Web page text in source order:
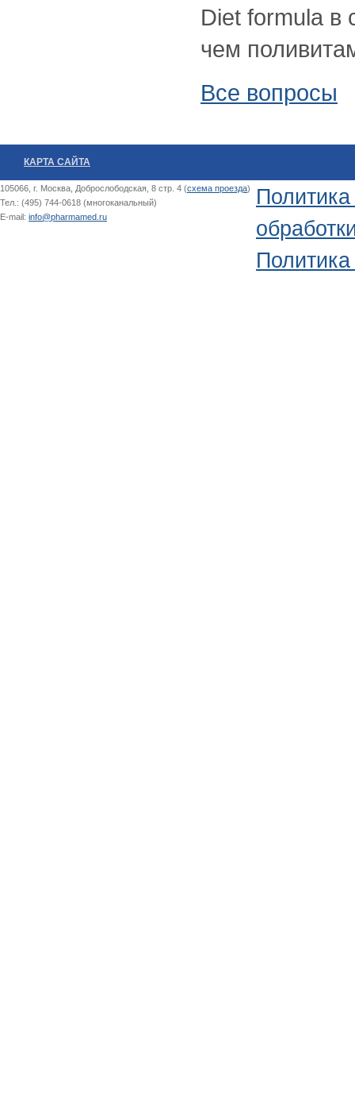
Diet formula в
чем
Все вопросы
КАРТА САЙТА
105066, г. Москва, Доброслободская, 8 стр. 4 (схема проезда)
Тел.: (495) 744-0618 (многоканальный)
E-mail: info@pharmamed.ru